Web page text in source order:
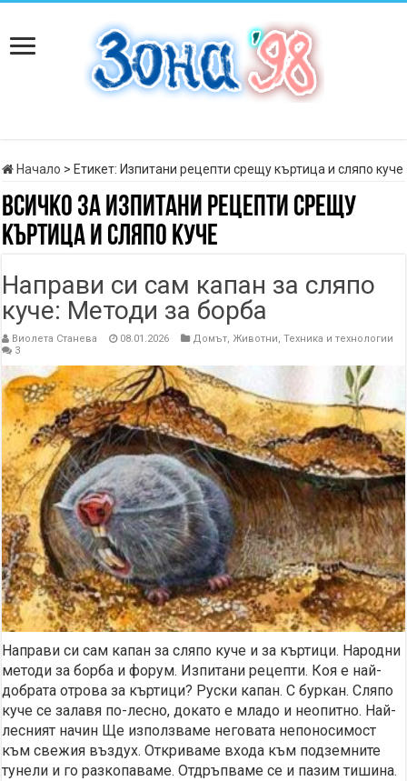
Начало > Етикет: Изпитани рецепти срещу къртица и сляпо куче
Всичко заИзпитани рецепти срещу
къртица и сляпо куче
Направи си сам капан за сляпо
куче: Методи за борба
Виолета Станева 08.01.2026 Домът, Животни,Техника и технологии
3
Направи си сам капан за сляпо куче и за къртици. Народни
методи за борба и форум. Изпитани рецепти. Коя е най-
добрата отрова за къртици? Руски капан. С буркан. Сляпо
куче се залавя по-лесно, докато е младо и неопитно. Най-
лесният начин Ще използваме неговата непоносимост
към свежия въздух. Откриваме входа към подземните
тунели и го разкопаваме. Отдръпваме се и пазим тишина.